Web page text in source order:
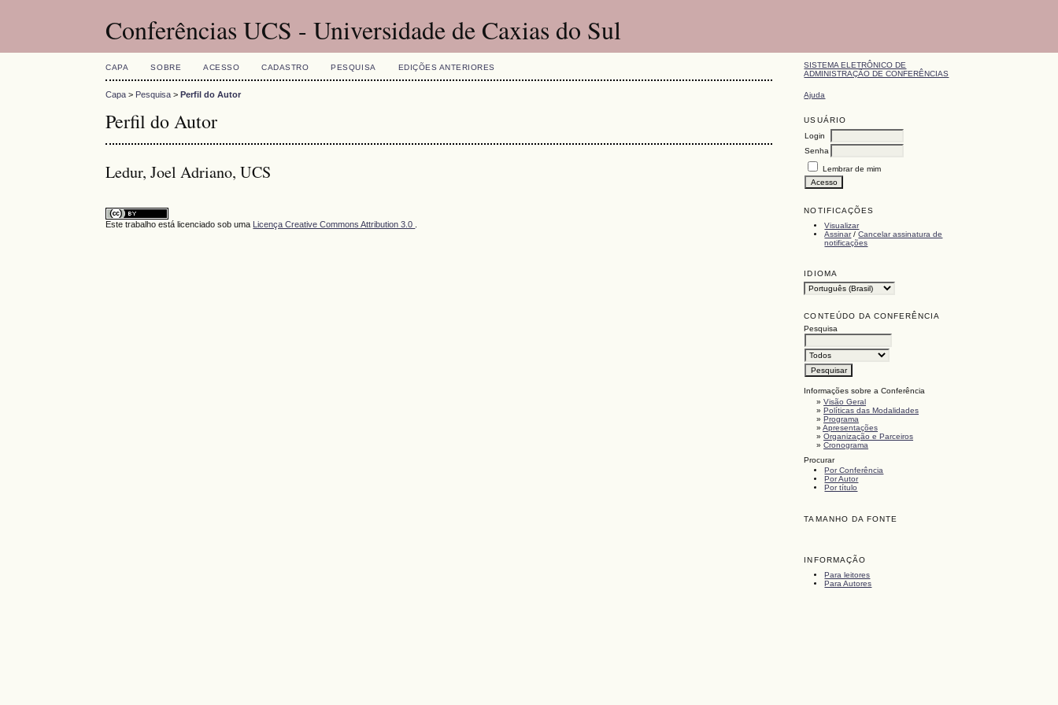
Conferências UCS - Universidade de Caxias do Sul
SISTEMA ELETRÔNICO DE
ADMINISTRAÇÃO DE CONFERÊNCIAS
Ajuda
USUÁRIO
Login
Senha
Lembrar de mim
NOTIFICAÇÕES
Visualizar
Assinar/Cancelar assinatura de
notificações
IDIOMA
CONTEÚDO DA CONFERÊNCIA
Pesquisa
Informações sobre a Conferência
»Visão Geral
»Políticas das Modalidades
»Programa
»Apresentações
»Organização e Parceiros
»Cronograma
Procurar
Por Conferência
Por Autor
Por título
TAMANHO DA FONTE
INFORMAÇÃO
Para leitores
Para Autores
CAPA SOBRE ACESSO CADASTRO PESQUISA EDIÇÕES ANTERIORES
Capa > Pesquisa >Perfil do Autor
Perfil do Autor
Ledur, Joel Adriano, UCS
Este trabalho está licenciado sob uma Licença Creative Commons Attribution 3.0